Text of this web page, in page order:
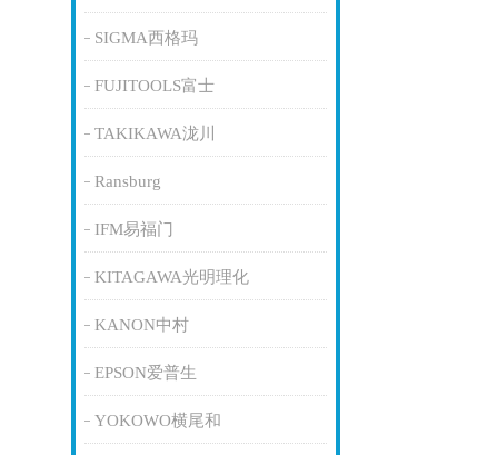
SIGMA西格玛
FUJITOOLS富士
TAKIKAWA泷川
Ransburg
IFM易福门
KITAGAWA光明理化
KANON中村
EPSON爱普生
YOKOWO横尾和